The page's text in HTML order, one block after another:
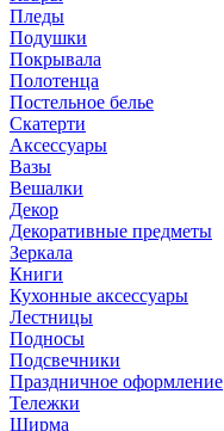
Пледы
Подушки
Покрывала
Полотенца
Постельное белье
Скатерти
Аксессуары
Вазы
Вешалки
Декор
Декоративные предметы
Зеркала
Книги
Кухонные аксессуары
Лестницы
Подносы
Подсвечники
Праздничное оформление
Тележки
Ширма